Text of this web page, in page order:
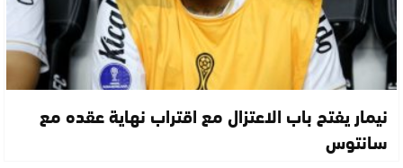
نيمار يفتح باب الاعتزال مع اقتراب نهاية عقده مع
سانتوس